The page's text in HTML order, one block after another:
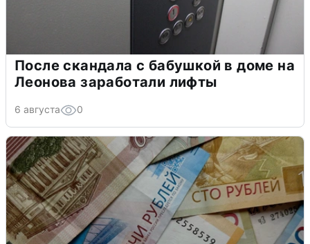
После скандала с бабушкой в доме на
Леонова заработали лифты
6 августа 0